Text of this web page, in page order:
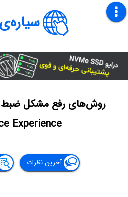
روش‌های رفع مشکل ضبط
Experience
آخرین نظرات